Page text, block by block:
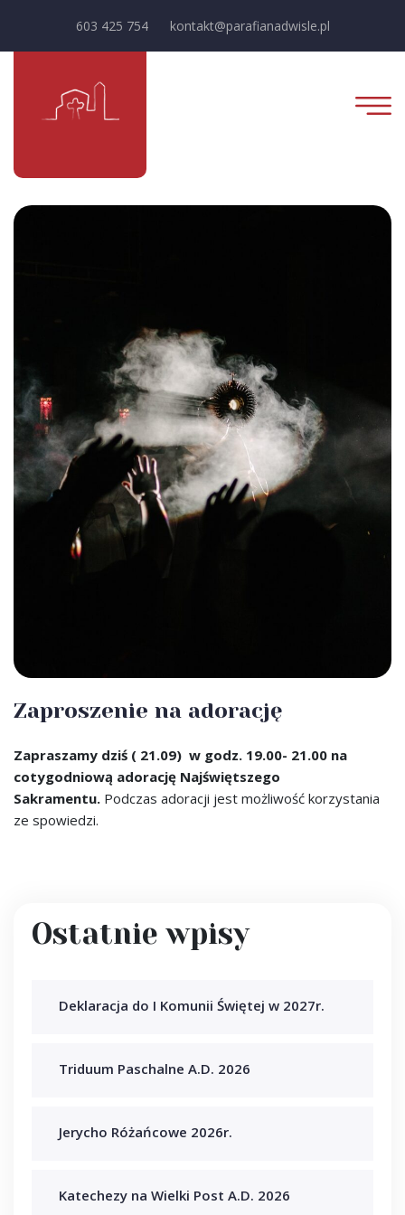
603 425 754 kontakt@parafianadwisle.pl
Zaproszenie na adorację
Zapraszamy dziś ( 21.09) w godz. 19.00- 21.00 na
cotygodniową adorację Najświętszego
Sakramentu. Podczas adoracji jest możliwość korzystania
ze spowiedzi.
Ostatnie wpisy
Deklaracja do I Komunii Świętej w 2027r.
Triduum Paschalne A.D. 2026
Jerycho Różańcowe 2026r.
Katechezy na Wielki Post A.D. 2026